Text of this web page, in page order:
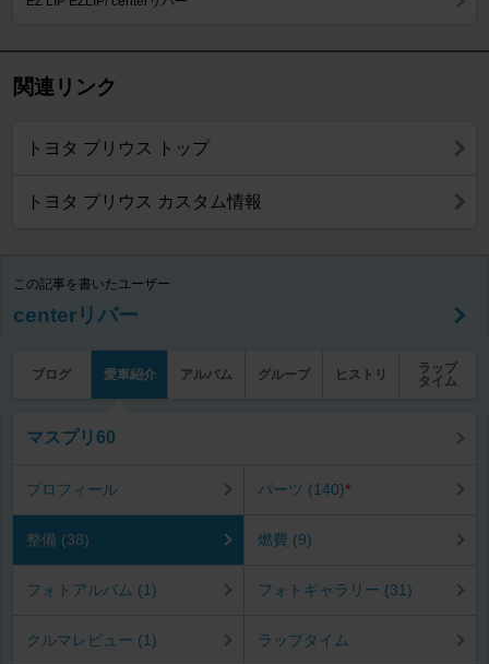
関連リンク
トヨタ プリウス トップ
トヨタ プリウス カスタム情報
この記事を書いたユーザー
centerリバー
ブログ 愛車紹介 アルバム グループ ヒストリ
ラップ
タイム
マスプリ60
プロフィール パーツ (140)*
整備 (38) 燃費 (9)
フォトアルバム (1) フォトギャラリー (31)
クルマレビュー (1) ラップタイム